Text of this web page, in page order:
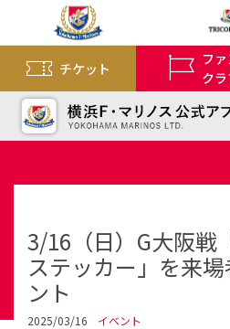
チケット
フ
ク
3/16（日）G大阪戦
ステッカー」を来
ント
2025/03/16 イベント